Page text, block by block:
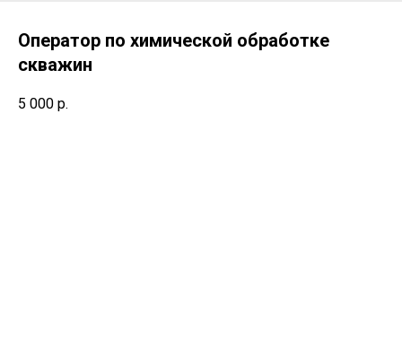
Оператор по химической обработке
скважин
5 000 р.